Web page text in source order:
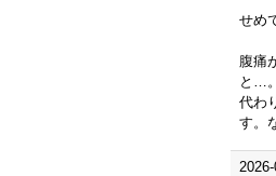
せめ
腹痛
と…。
代わ
す。